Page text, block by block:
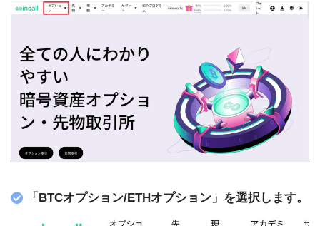
「BTCオプション/ETHオプション」を選択します。